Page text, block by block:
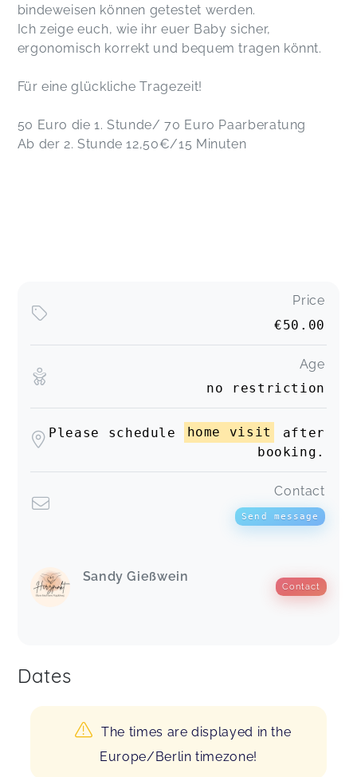
bindeweisen können getestet werden.
Ich zeige euch, wie ihr euer Baby sicher,
ergonomisch korrekt und bequem tragen könnt.
Für eine glückliche Tragezeit!
50 Euro die 1. Stunde/ 70 Euro Paarberatung
Ab der 2. Stunde 12,50€/15 Minuten
Price
€50.00
Age
no restriction
Please schedule home visit
after
booking.
Contact
Send message
Sandy Gießwein
Contact
Dates
The times are displayed in the
Europe/Berlin timezone!